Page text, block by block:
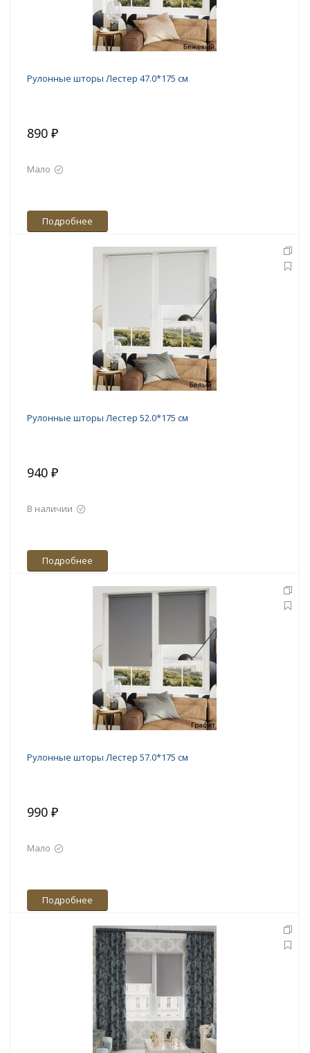
Рулонные шторы Лестер 47.0*175 см
890 ₽
Мало
Подробнее
Рулонные шторы Лестер 52.0*175 см
940 ₽
В наличии
Подробнее
Рулонные шторы Лестер 57.0*175 см
990 ₽
Мало
Подробнее